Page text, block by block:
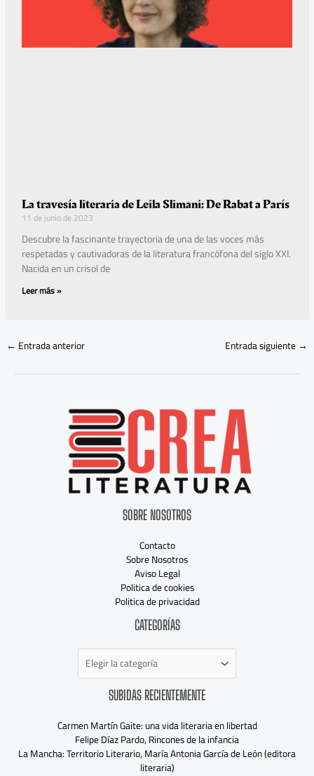
La travesía literaria de Leila Slimani: De Rabat a París
11 de junio de 2023
Descubre la fascinante trayectoria de una de las voces más
respetadas y cautivadoras de la literatura francófona del siglo XXI.
Nacida en un crisol de
Leer más »
← Entrada anterior Entrada siguiente→
SOBRE NOSOTROS
Contacto
Sobre Nosotros
Aviso Legal
Politica de cookies
Politica de privacidad
CATEGORÍAS
SUBIDAS RECIENTEMENTE
Carmen Martín Gaite: una vida literaria en libertad
Felipe Díaz Pardo, Rincones de la infancia
La Mancha: Territorio Literario, María Antonia García de León (editora
literaria)